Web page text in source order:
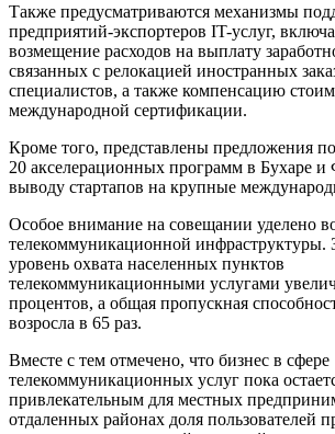
Также предусматриваются механизмы
предприятий-экспортеров IT-услуг,
возмещение расходов на выплату
связанных с релокацией иностранных
специалистов, а также компенсацию
международной сертификации.
Кроме того, представлены предложения
20 акселерационных программ в Бухаре и
выводу стартапов на крупные
Особое внимание на совещании уделено
телекоммуникационной инфраструктуры.
уровень охвата населенных пунктов
телекоммуникационными услугами
процентов, а общая пропускная
возросла в 65 раз.
Вместе с тем отмечено, что бизнес в сфере
телекоммуникационных услуг пока
привлекательным для местных
отдаленных районах доля пользователей